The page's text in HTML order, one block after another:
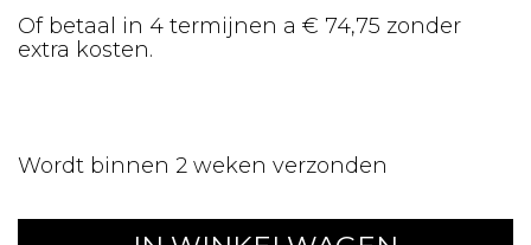
Of betaal in 4 termijnen a € 74,75 zonder
extra kosten.
Wordt binnen 2 weken verzonden